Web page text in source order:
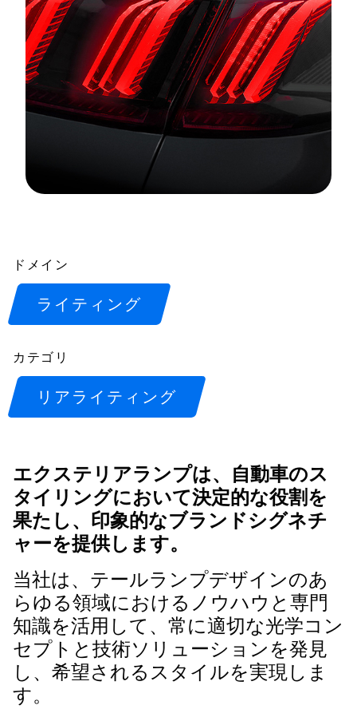
ドメイン
ライティング
カテゴリ
リアライティング
エクステリアランプは、自動車のス
タイリングにおいて決定的な役割を
果たし、印象的なブランドシグネチ
ャーを提供します。
当社は、テールランプデザインのあ
らゆる領域におけるノウハウと専門
知識を活用して、常に適切な光学コン
セプトと技術ソリューションを発見
し、希望されるスタイルを実現しま
す。